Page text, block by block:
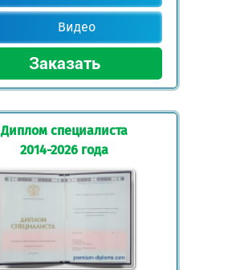
Видео
Диплом специалиста
2014-2026 года